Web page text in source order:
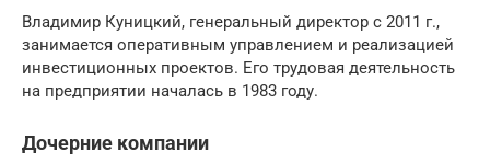
Владимир Куницкий, генеральный директор с 2011 г.,
занимается оперативным управлением и реализацией
инвестиционных проектов. Его трудовая деятельность
на предприятии началась в 1983 году.
Дочерние компании